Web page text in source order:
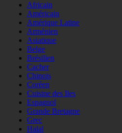
Africain
Américain
Amérique Latine
Arménien
Asiatique
Belge
Brésilien
Cacher
Chinois
Coréen
Cuisine des Iles
Espagnol
Grande Bretagne
Grec
Halal